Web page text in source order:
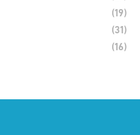
(19)
(31)
(16)